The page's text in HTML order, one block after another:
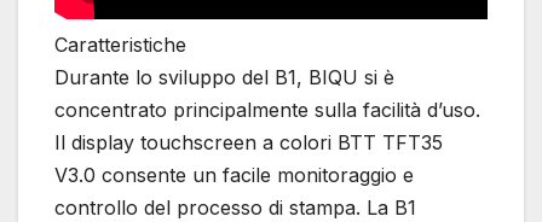
Caratteristiche
Durante lo sviluppo del B1, BIQU si è
concentrato principalmente sulla facilità d’uso.
Il display touchscreen a colori BTT TFT35
V3.0 consente un facile monitoraggio e
controllo del processo di stampa. La B1